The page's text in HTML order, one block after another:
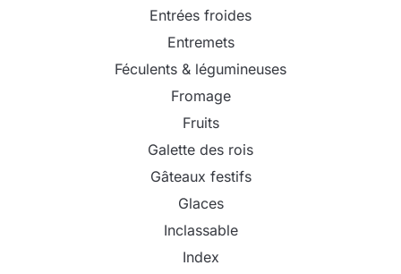
Entrées froides
Entremets
Féculents & légumineuses
Fromage
Fruits
Galette des rois
Gâteaux festifs
Glaces
Inclassable
Index